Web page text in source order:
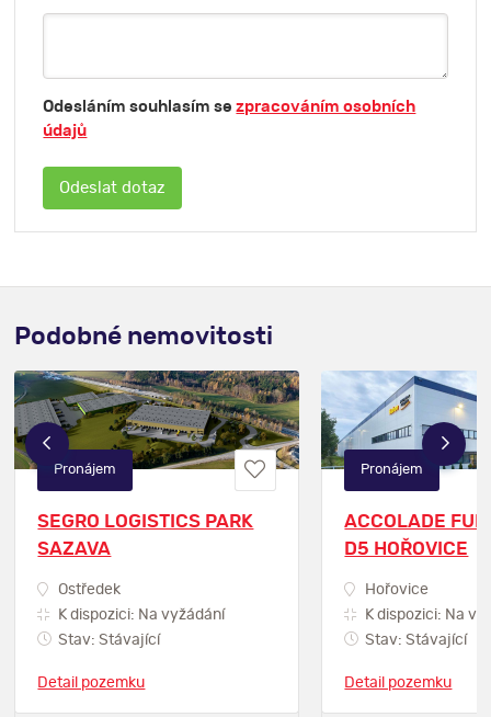
Odesláním souhlasím sezpracováním osobních
údajů
Podobné nemovitosti
SEGRO LOGISTICS PARK
SAZAVA
Ostředek
K dispozici: Na vyžádání
Stav: Stávající
Detail pozemku
Pronájem
ACCOLADE
D5 HOŘOVICE
Hořovice
K dispozici: Na
Stav: Stávající
Detail pozemku
Pronájem